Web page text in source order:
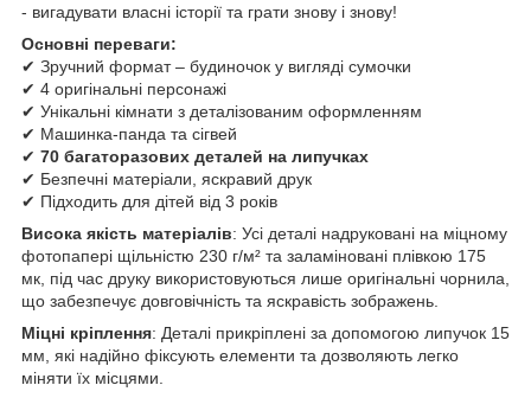
- вигадувати власні історії та грати знову і знову!
Основні переваги:
✔ Зручний формат – будиночок у вигляді сумочки
✔ 4 оригінальні персонажі
✔ Унікальні кімнати з деталізованим оформленням
✔ Машинка-панда та сігвей
✔ 70 багаторазових деталей на липучках
✔ Безпечні матеріали, яскравий друк
✔ Підходить для дітей від 3 років
Висока якість матеріалів: Усі деталі надруковані на міцному
фотопапері щільністю 230 г/м² та заламіновані плівкою 175
мк, під час друку використовуються лише оригінальні чорнила,
що забезпечує довговічність та яскравість зображень.
Міцні кріплення: Деталі прикріплені за допомогою липучок 15
мм, які надійно фіксують елементи та дозволяють легко
міняти їх місцями.